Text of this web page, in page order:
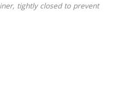
tightly closed to prevent